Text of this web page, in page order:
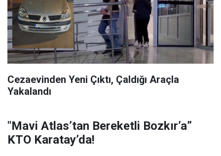
Cezaevinden Yeni Çıktı, Çaldığı Araçla
Yakalandı
"Mavi Atlas’tan Bereketli Bozkır’a”
KTO Karatay’da!